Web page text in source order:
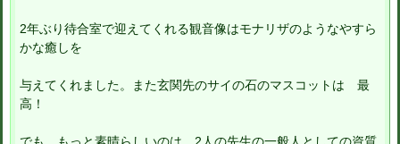
2年ぶり待合室で迎えてくれる観音像はモナリザのようなやすら
かな癒しを
与えてくれました。また玄関先のサイの石のマスコットは 最
高！